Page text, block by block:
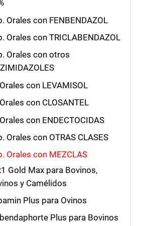
Orales con FENBENDAZOL
Orales con TRICLABENDAZOL
Orales con otros
con LEVAMISOL
con CLOSANTEL
con ENDECTOCIDAS
Orales con OTRAS CLASES
Orales con MEZCLAS
Gold Max para Bovinos,
y Camélidos
Plus para Ovinos
Plus para Bovinos